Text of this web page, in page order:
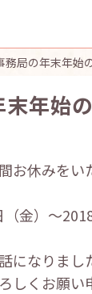
一般・患者
務局の年末年始
年始
お休みをい
金）～
になりまし
しくお願い